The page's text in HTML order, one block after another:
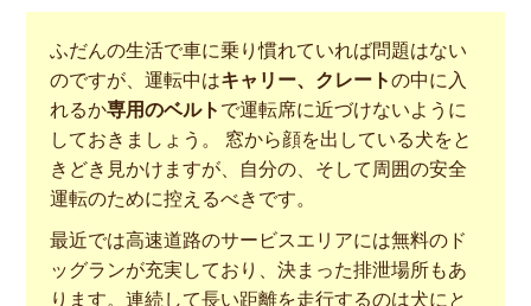
ふだんの生活で車に乗り慣れていれば問題はない
のですが、運転中はキャリー、クレートの中に入
れるか専用のベルト で運転席に近づけないように
しておきましょう。 窓から顔を出している犬をと
きどき見かけますが、自分の、そして周囲の安全
運転のために控えるべきです。
最近では高速道路のサービスエリアには無料のド
ッグランが充実しており、決まった排泄場所もあ
ります。連続して長い距離を走行するのは犬にと